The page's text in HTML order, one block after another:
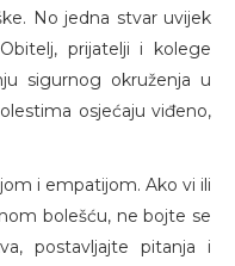
No jedna stvar uvijek
prijatelji i kolege
sigurnog okruženja u
osjećaju viđeno,
i empatijom. Ako vi ili
bolešću, ne bojte se
postavljajte pitanja i